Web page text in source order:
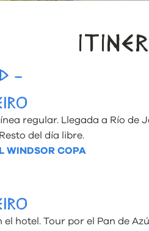
–
regular. Llegada a Río de
del día libre.
WINDSOR COPA
el hotel. Tour por el Pan de